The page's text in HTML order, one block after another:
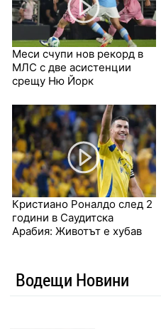
Меси счупи нов рекорд в
МЛС с две асистенции
срещу Ню Йорк
Кристиано Роналдо след 2
години в Саудитска
Арабия: Животът е хубав
Водещи Новини